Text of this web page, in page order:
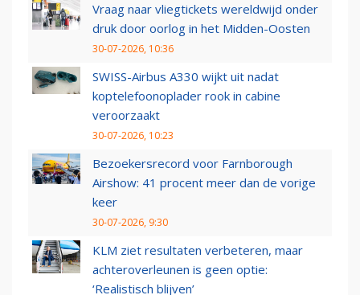
Vraag naar vliegtickets wereldwijd onder
druk door oorlog in het Midden-Oosten
30-07-2026, 10:36
SWISS-Airbus A330 wijkt uit nadat
koptelefoonoplader rook in cabine
veroorzaakt
30-07-2026, 10:23
Bezoekersrecord voor Farnborough
Airshow: 41 procent meer dan de vorige
keer
30-07-2026, 9:30
KLM ziet resultaten verbeteren, maar
achteroverleunen is geen optie:
‘Realistisch blijven’